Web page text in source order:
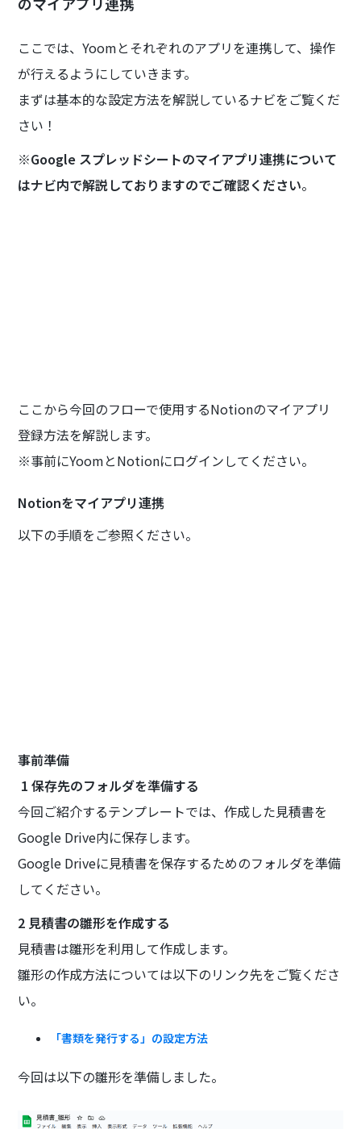
ここでは、Yoomとそれぞれのアプリを連携して、操作
が行えるようにしていきます。
まずは基本的な設定方法を解説しているナビをご覧くだ
さい！
※Google スプレッドシートのマイアプリ連携について
はナビ内で解説しておりますのでご確認ください。
ここから今回のフローで使用するNotionのマイアプリ
登録方法を解説します。
※事前にYoomとNotionにログインしてください。
Notionをマイアプリ連携
以下の手順をご参照ください。
事前準備
1 保存先のフォルダを準備する
今回ご紹介するテンプレートでは、作成した見積書を
Google Drive内に保存します。
Google Driveに見積書を保存するためのフォルダを準備
してください。
2 見積書の雛形を作成する
見積書は雛形を利用して作成します。
雛形の作成方法については以下のリンク先をご覧くださ
い。
「書類を発行する」の設定方法
今回は以下の雛形を準備しました。